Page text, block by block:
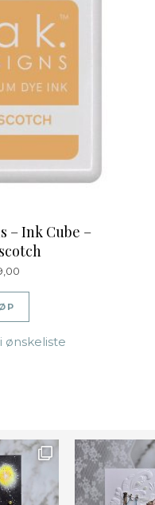
– Ink Cube –
ønskeliste